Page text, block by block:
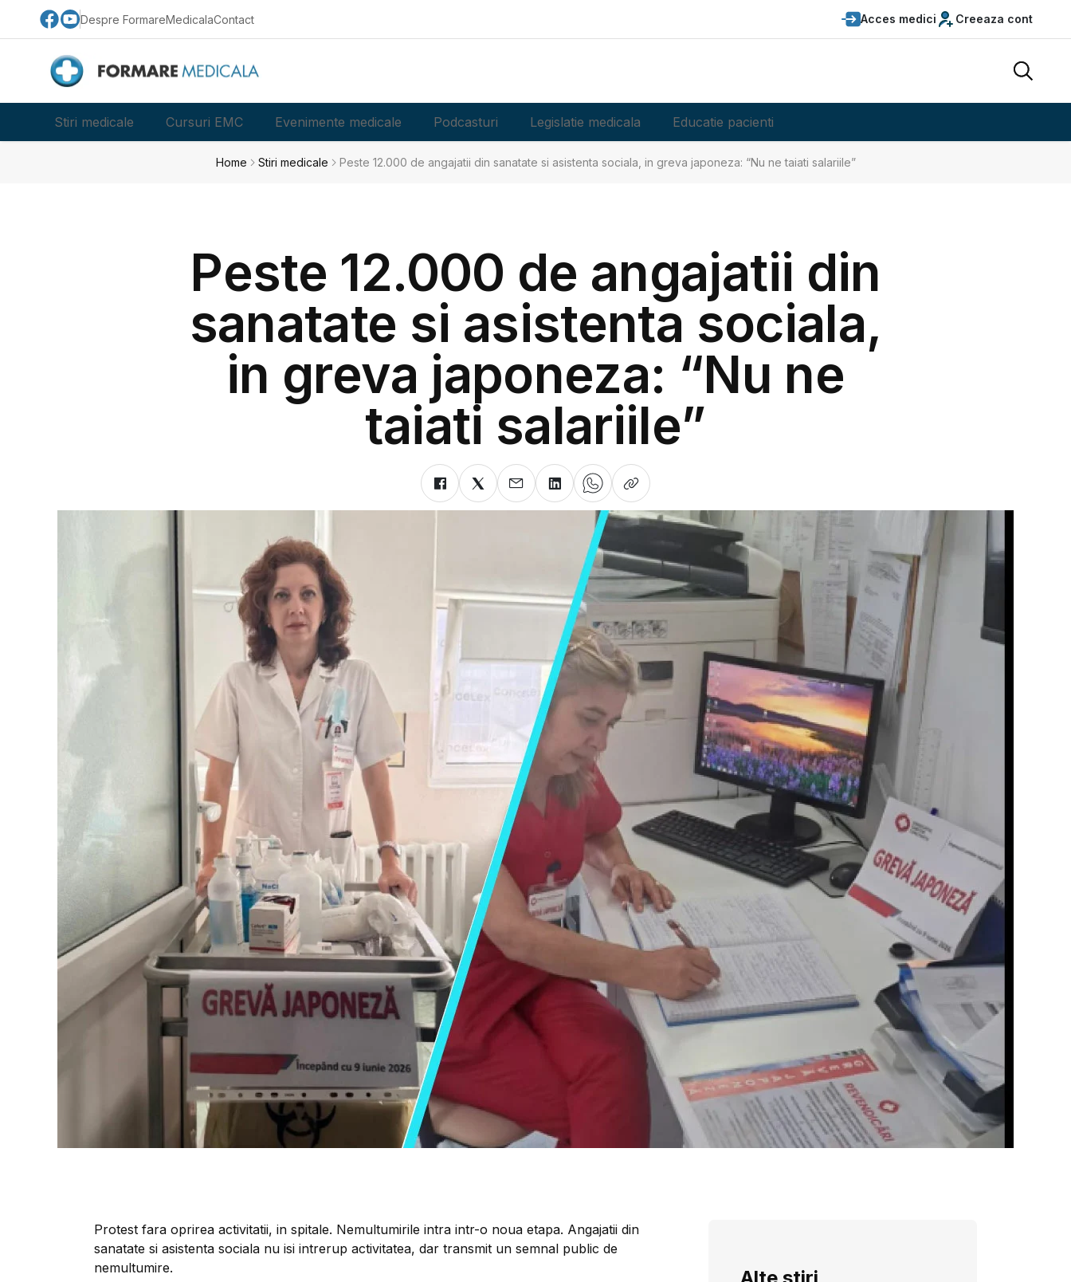
Despre FormareMedicalaContact Acces medici Creeaza cont
Stiri medicale Cursuri EMC Evenimente medicale Podcasturi Legislatie medicala Educatie pacienti
Home Stiri medicale Peste 12.000 de angajatii din sanatate si asistenta sociala, in greva japoneza: “Nu ne taiati salariile”
Peste 12.000 de angajatii din
sanatate si asistenta sociala,
in greva japoneza: “Nu ne
taiati salariile”
Protest fara oprirea activitatii, in spitale. Nemultumirile intra intr-o noua etapa. Angajatii din
sanatate si asistenta sociala nu isi intrerup activitatea, dar transmit un semnal public de
nemultumire.